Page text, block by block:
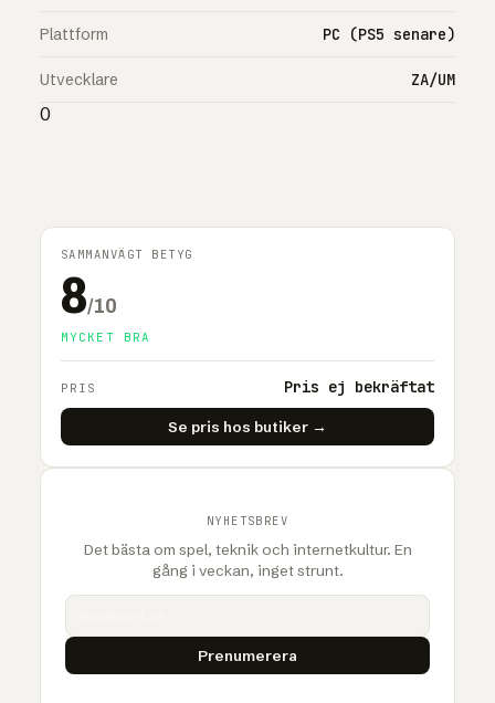
Plattform PC (PS5 senare)
Utvecklare ZA/UM
0
SAMMANVÄGT BETYG
8/10
MYCKET BRA
PRIS Pris ej bekräftat
Se pris hos butiker →
NYHETSBREV
Det bästa om spel, teknik och internetkultur. En
gång i veckan, inget strunt.
Prenumerera